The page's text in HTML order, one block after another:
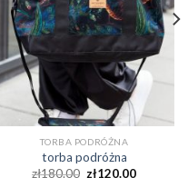
TORBA PODRÓŻNA
torba podróżna
zł180.00 zł120.00